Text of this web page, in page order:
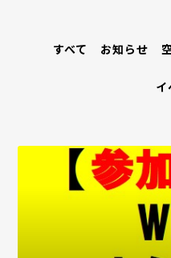
すべて お知らせ
イ